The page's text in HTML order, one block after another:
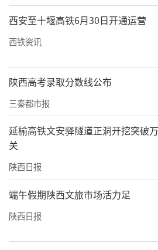
而据业内人士告知，商洛
中心驾校于近年关停，商
小象易驾驾驶员培训有限
州区9家驾校。
3月初，华商报大风新闻记
校，其中小象易驾、蓝盾
龙等5家驾校未接通，接电
正祥、鹤达等驾校工作人
时，均表示“C1手动挡2980
元”。
西安至十堰高铁6月30日开通运营
西铁资讯
陕西高考录取分数线公布
三秦都市报
延榆高铁文安驿隧道正洞开挖突破
关
陕西日报
端午假期陕西文旅市场活力足
陕西日报